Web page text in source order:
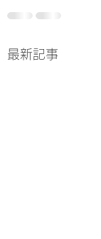
最新記事